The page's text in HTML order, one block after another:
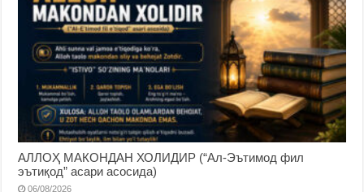
АЛЛОҲ МАКОНДАН ХОЛИДИР (“Ал-Эътимод фил
эътиқод” асари асосида)
06/08/2026